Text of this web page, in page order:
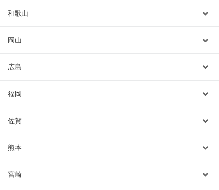
和歌山
岡山
広島
福岡
佐賀
熊本
宮崎